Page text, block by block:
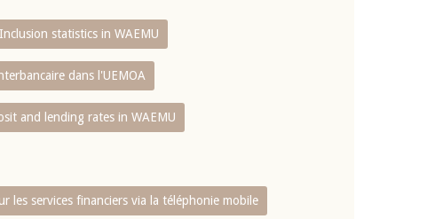
statistics in WAEMU
dans l'UEMOA
and lending rates in WAEMU
les services financiers via la téléphonie mobile